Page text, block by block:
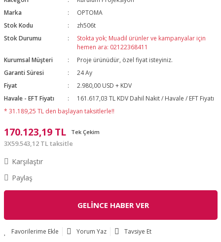
Marka
OPTOMA
Stok Kodu
zh506t
Stok Durumu
Stokta yok; Muadil ürünler ve kampanyalar için
hemen ara: 02122368411
Kurumsal Müşteri
Proje ürünüdür, özel fiyat isteyiniz.
Garanti Süresi
24 Ay
Fiyat
2.980,00 USD + KDV
Havale - EFT Fiyatı
161.617,03 TL KDV Dahil Nakit / Havale / EFT Fiyatı
* 31.189,25 TL den başlayan taksitlerle!!
170.123,19 TL Tek Çekim
3X59.543,12 TL taksitle
Karşılaştır
Paylaş
GELİNCE HABER VER
Yorum Yaz Tavsiye Et